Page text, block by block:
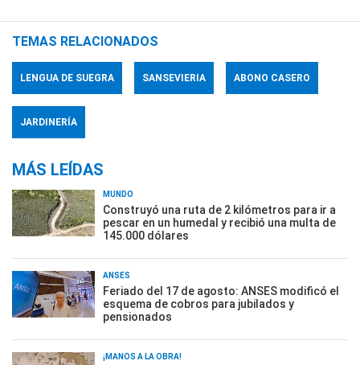
TEMAS RELACIONADOS
LENGUA DE SUEGRA SANSEVIERIA ABONO CASERO
JARDINERÍA
MÁS LEÍDAS
MUNDO
Construyó una ruta de 2 kilómetros para ir a
pescar en un humedal y recibió una multa de
145.000 dólares
ANSES
Feriado del 17 de agosto: ANSES modificó el
esquema de cobros para jubilados y
pensionados
¡MANOS A LA OBRA!